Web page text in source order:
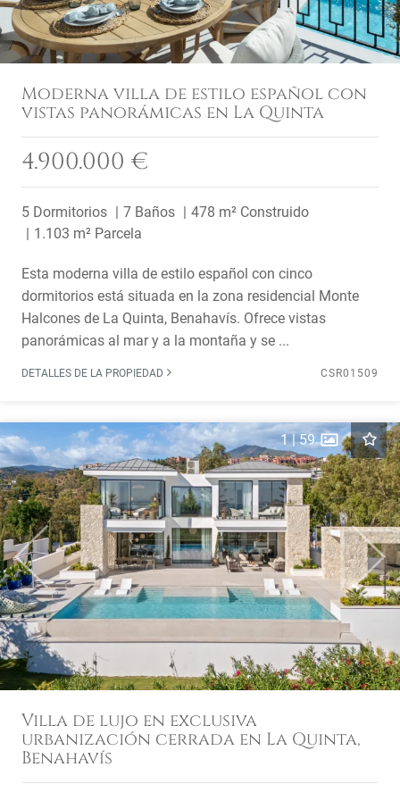
Moderna villa de estilo español con
vistas panorámicas en La Quinta
4.900.000 €
5 Dormitorios 7 Baños
478 m² Construido
1.103 m² Parcela
Esta moderna villa de estilo español con cinco
dormitorios está situada en la zona residencial Monte
Halcones de La Quinta, Benahavís. Ofrece vistas
panorámicas al mar y a la montaña y se ...
DETALLES DE LA PROPIEDAD CSR01509
Previous Next
1|59
Villa de lujo en exclusiva
urbanización cerrada en La Quinta,
Benahavís